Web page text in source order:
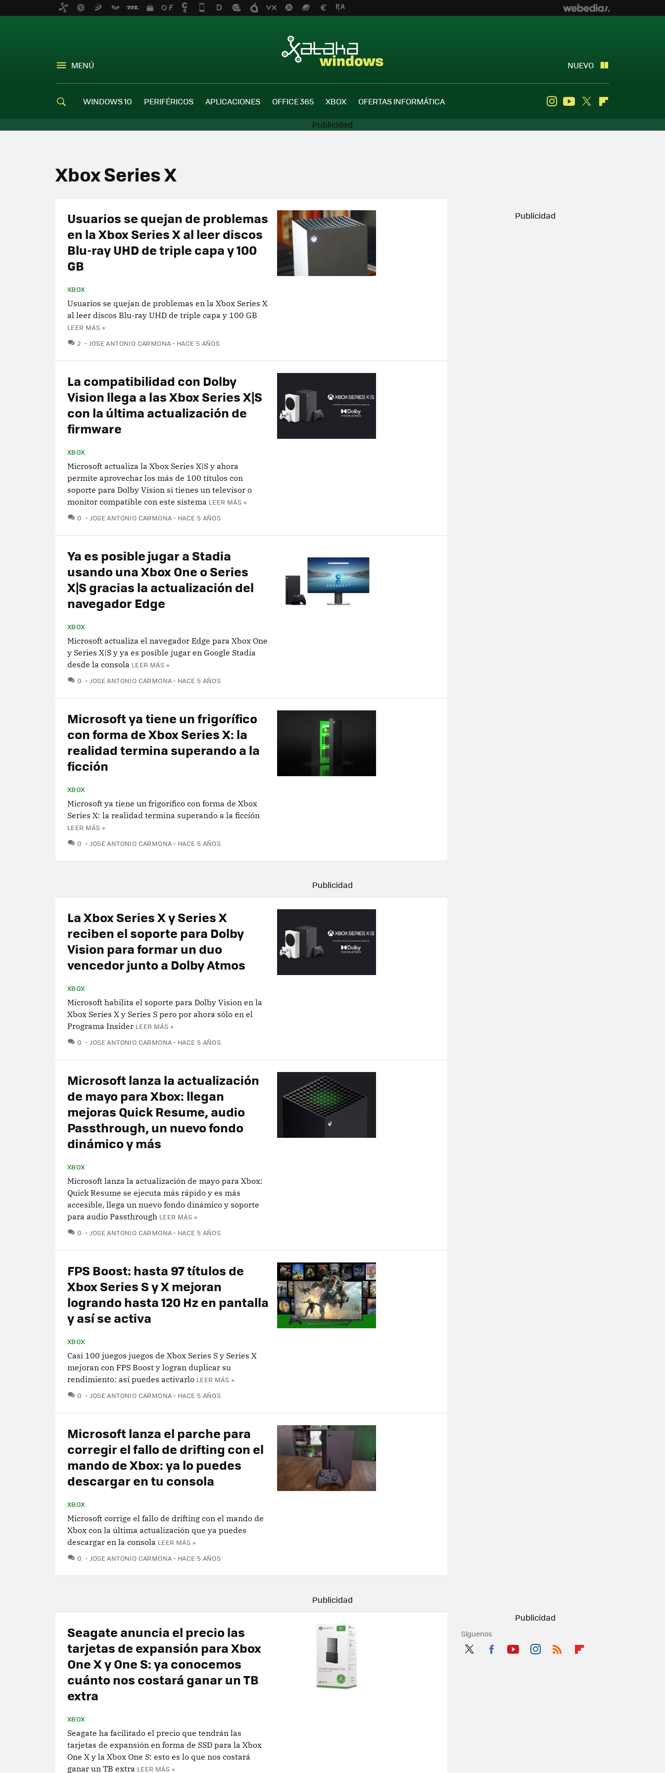
MENÚ NUEVO
WINDOWS 10 PERIFÉRICOS APLICACIONES OFFICE 365 XBOX OFERTAS INFORMÁTICA InstagramYoutube
Twitter
Xbox Series X
Usuarios se quejan de problemas
en la Xbox Series X al leer discos
Blu-ray UHD de triple capa y 100
GB
XBOX
Usuarios se quejan de problemas en la Xbox Series X
al leer discos Blu-ray UHD de triple capa y 100 GB
LEER MÁS »
2 COMENTARIOS
JOSE ANTONIO CARMONA HACE 5 AÑOS
La compatibilidad con Dolby
Vision llega a las Xbox Series X|S
con la última actualización de
firmware
XBOX
Microsoft actualiza la Xbox Series X|S y ahora
permite aprovechar los más de 100 títulos con
soporte para Dolby Vision si tienes un televisor o
monitor compatible con este sistema LEER MÁS »
0 COMENTARIOS
JOSE ANTONIO CARMONA HACE 5 AÑOS
Ya es posible jugar a Stadia
usando una Xbox One o Series
X|S gracias la actualización del
navegador Edge
XBOX
Microsoft actualiza el navegador Edge para Xbox One
y Series X|S y ya es posible jugar en Google Stadia
desde la consola LEER MÁS »
0 COMENTARIOS
JOSE ANTONIO CARMONA HACE 5 AÑOS
Microsoft ya tiene un frigorífico
con forma de Xbox Series X: la
realidad termina superando a la
ficción
XBOX
Microsoft ya tiene un frigorífico con forma de Xbox
Series X: la realidad termina superando a la ficción
LEER MÁS »
0 COMENTARIOS
JOSE ANTONIO CARMONA HACE 5 AÑOS
La Xbox Series X y Series X
reciben el soporte para Dolby
Vision para formar un duo
vencedor junto a Dolby Atmos
XBOX
Microsoft habilita el soporte para Dolby Vision en la
Xbox Series X y Series S pero por ahora sólo en el
Programa Insider LEER MÁS »
0 COMENTARIOS
JOSE ANTONIO CARMONA HACE 5 AÑOS
Microsoft lanza la actualización
de mayo para Xbox: llegan
mejoras Quick Resume, audio
Passthrough, un nuevo fondo
dinámico y más
XBOX
Microsoft lanza la actualización de mayo para Xbox:
Quick Resume se ejecuta más rápido y es más
accesible, llega un nuevo fondo dinámico y soporte
para audio Passthrough LEER MÁS »
0 COMENTARIOS
JOSE ANTONIO CARMONA HACE 5 AÑOS
FPS Boost: hasta 97 títulos de
Xbox Series S y X mejoran
logrando hasta 120 Hz en pantalla
y así se activa
XBOX
Casi 100 juegos juegos de Xbox Series S y Series X
mejoran con FPS Boost y logran duplicar su
rendimiento: así puedes activarlo LEER MÁS »
0 COMENTARIOS
JOSE ANTONIO CARMONA HACE 5 AÑOS
Microsoft lanza el parche para
corregir el fallo de drifting con el
mando de Xbox: ya lo puedes
descargar en tu consola
XBOX
Microsoft corrige el fallo de drifting con el mando de
Xbox con la última actualización que ya puedes
descargar en la consola LEER MÁS »
0 COMENTARIOS
JOSE ANTONIO CARMONA HACE 5 AÑOS
Síguenos
Seagate anuncia el precio las
tarjetas de expansión para Xbox
One X y One S: ya conocemos
cuánto nos costará ganar un TB
extra
XBOX
Seagate ha facilitado el precio que tendrán las
tarjetas de expansión en forma de SSD para la Xbox
One X y la Xbox One S: esto es lo que nos costará
ganar un TB extra LEER MÁS »